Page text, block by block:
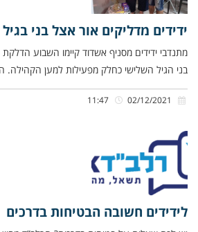
ידידים מדליקים אור אצל בני
מתנדבי ידידים מסניף אשדוד קיימו השבוע
בני הגיל השלישי כחלק מפעילות למען הקהילה.
לידידים חשובה הבטיחות בדרכים